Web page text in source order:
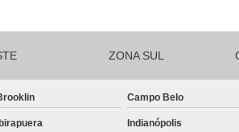
Salgadinhos de
Salgadinhos Festa Infantil Sacomã
Salgadinhos
Salgadinhos para
ZONA SUL
Campo Belo
Ibirapuera Indianópolis